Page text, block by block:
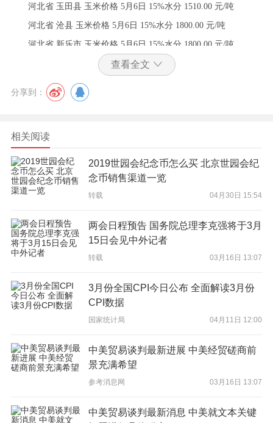
河北省 玉田县 玉米价格 5月6日 15%水分 1510.00 元/吨
河北省 沧县 玉米价格 5月6日 15%水分 1800.00 元/吨
河北省 新乐市 玉米价格 5月6日 15%水分 1800.00 元/吨
河北省 尚义县 玉米价格 5月6日 15%水分 1800.00 元/吨
河北省 定兴县 玉米价格 5月6日 15%水分 1830.00 元/吨
河北省 玉田县 玉米价格 5月6日 15%水分 1820.00 元/吨
河北省 新乐市 玉米价格 5月6日 15%水分 1800.00 元/吨
河北省 威县 玉米价格 5月6日 15%水分 1950.00 元/吨
河北省 滦南县 玉米价格 5月6日 15%水分 1850.00 元/吨
河北省 昌黎县 玉米价格 5月6日 15%水分 1800.00 元/吨
河北省 广宗县 玉米价格 5月6日 15%水分 1840.00 元/吨
河北省 灵寿县 玉米价格 5月6日 15%水分 1850.00 元/吨
河北省 昌黎县 玉米价格 5月6日 15%水分 1880.00 元/吨
河北省 丰南区 玉米价格 5月6日 15%水分 1800.00 元/吨
河北省 平泉县 玉米价格 5月6日 15%水分 1830.00 元/吨
河北省 涉县 玉米价格 5月6日 15%水分 1850.00 元/吨
河北省 盐山县 玉米价格 5月6日 15%水分 1830.00 元/吨
河北省 桃城区 玉米价格 5月6日 15%水分 1810.00 元/吨
查看全文
分享到：
相关阅读
2019世园会纪念币怎么买 北京世园会纪
念币销售渠道一览
转载 04月30日 15:54
两会日程预告 国务院总理李克强将于3月
15日会见中外记者
转载 03月16日 13:07
3月份全国CPI今日公布 全面解读3月份
CPI数据
国家统计局 04月11日 12:00
中美贸易谈判最新进展 中美经贸磋商前
景充满希望
参考消息网 03月16日 13:07
中美贸易谈判最新消息 中美就文本关键